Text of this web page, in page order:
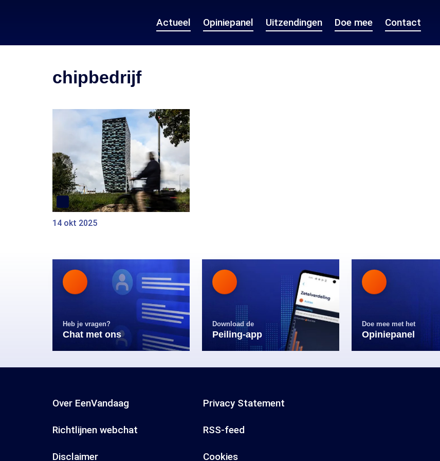
Actueel Opiniepanel Uitzendingen Doe mee Contact
chipbedrijf
14 okt 2025
Heb je vragen?
Chat met ons
Download de
Peiling-app
Doe mee met het
Opiniepanel
Over EenVandaag Privacy Statement
Richtlijnen webchat RSS-feed
Disclaimer Cookies